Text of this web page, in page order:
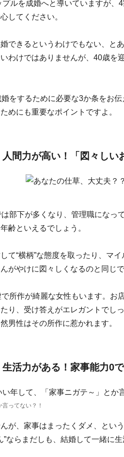
ルを成婚へと導いていますが、
してください。
できるというわけでもない、と
わけではありませんが、40歳を
をするために必要な3か条をお
めにも重要なポイントですよ。
間力が高い！「図々しい
部下が多くなり、管理職になっ
齢といえるでしょう。
て“横柄”な態度を取ったり、マ
がやけに図々しくなるのと同じで
所作が綺麗な女性もいます。お
り、受け答えがエレガントでし
男性はその所作に惹かれます。
活力がある！家事能力0
ってない？！
が、家事はまったくダメ、とい
”ならまだしも、結婚して一緒に